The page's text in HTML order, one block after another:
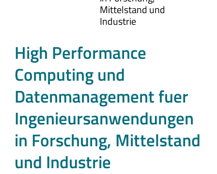
Mittelstand und
Industrie
High Performance
Computing und
Datenmanagement fuer
Ingenieursanwendungen
in Forschung, Mittelstand
und Industrie